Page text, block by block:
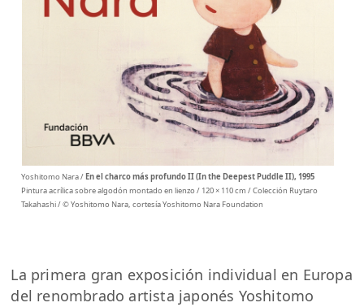
Yoshitomo Nara /En el charco más profundo II (In the Deepest Puddle II), 1995
Pintura acrílica sobre algodón montado en lienzo / 120 × 110 cm / Colección Ruytaro
Takahashi / © Yoshitomo Nara, cortesía Yoshitomo Nara Foundation
La primera gran exposición individual en Europa
del renombrado artista japonés Yoshitomo